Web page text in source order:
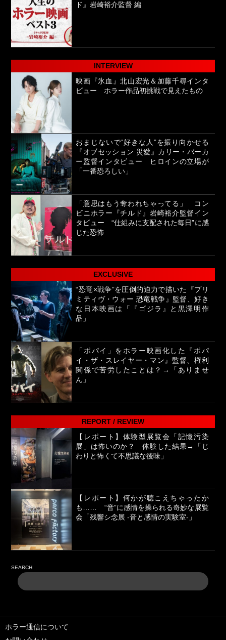
ド』岩崎裕介監督 編
INTERVIEW
映画『氷血』北山宏光＆加藤千尋インタ
ビュー ホラー作品初挑戦で見えたもの
おまじないで“好きな人”を振り向かせる
『オブセッション 災愛』カリー・バーカ
ー監督インタビュー ヒロインの立場が
「一番恐ろしい」
「意思はもう奪われちゃってる」 コン
ビニホラー『チルド』岩崎裕介監督イン
タビュー “仕組みに支配された毎日”に感
じた恐怖
EXCLUSIVE
“恐竜×戦争”を圧倒的迫力で描いた『プリ
ミティヴ・ウォー 恐竜戦争』監督、好き
な日本映画は「『ゴジラ』と黒澤明作
品」
「ポパイ」をホラー映画化した『ポパ
イ・ザ・スレイヤー・マン』監督、権利
関係で苦労したことは？→「ありませ
ん」
REPORT / REVIEW
【レポート】体験型展覧会「記憶汚染
展」は怖いのか？ 体験した結果→「じ
わりと怖くて不思議な後味」
【レポート】何かが聴こえちゃったか
も…… “音”に感情を操られる奇妙な展覧
会「残響シ念展 -⾳と感情の実験室-」
SEARCH
ホラー通信について